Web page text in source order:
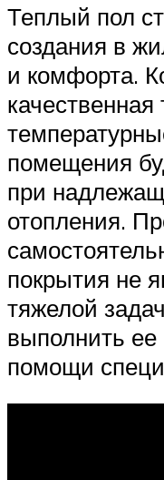
Теплый пол
создания в
и комфорта.
помещения
при
отопления.
покрытия не
тяжелой
выполнить
помощи